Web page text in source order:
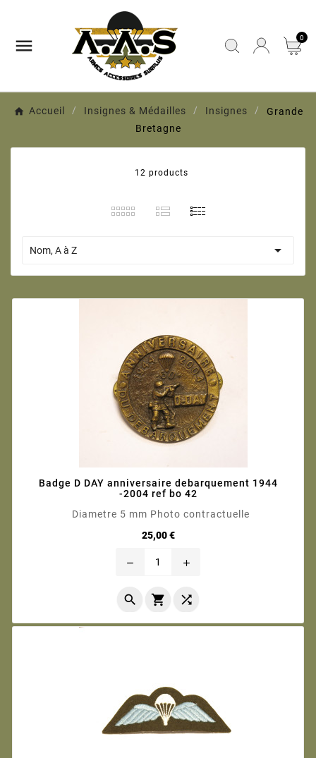
 0
Accueil Insignes & Médailles Insignes
Grande
Bretagne
12 products
Nom, A à Z 
Badge D DAY anniversaire debarquement 1944
-2004 ref bo 42
Diametre 5 mm Photo contractuelle
25,00 €Prix
remove add
  